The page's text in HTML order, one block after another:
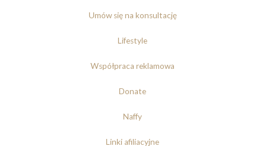
Umów się na konsultację
Lifestyle
Współpraca reklamowa
Donate
Naffy
Linki afiliacyjne